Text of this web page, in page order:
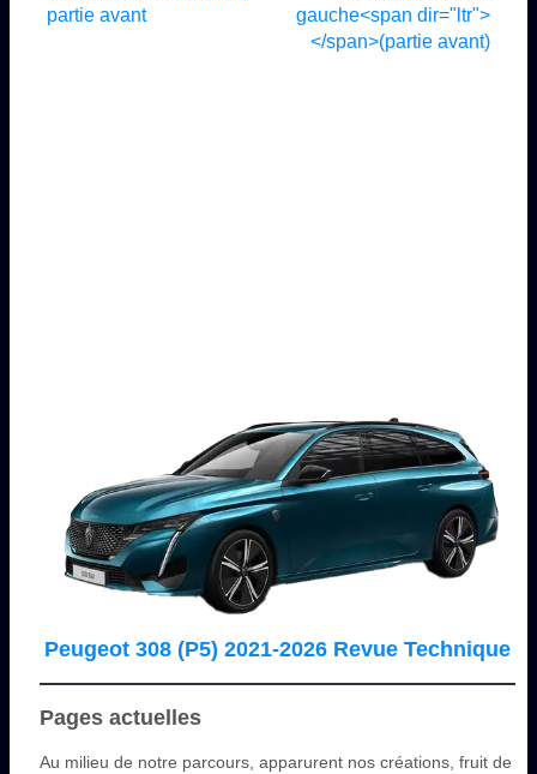
partie avant
gauche<span dir="ltr">
</span>(partie avant)
Peugeot 308 (P5) 2021-2026 Revue Technique
Pages actuelles
Au milieu de notre parcours, apparurent nos créations, fruit de